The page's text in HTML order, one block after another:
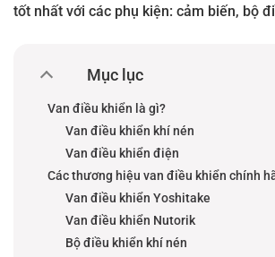
tốt nhất với các phụ kiện: cảm biến, bộ
Mục lục
Van điều khiển là gì?
Van điều khiển khí nén
Van điều khiển điện
Các thương hiệu van điều khiển chính
Van điều khiển Yoshitake
Van điều khiển Nutorik
Bộ điều khiển khí nén